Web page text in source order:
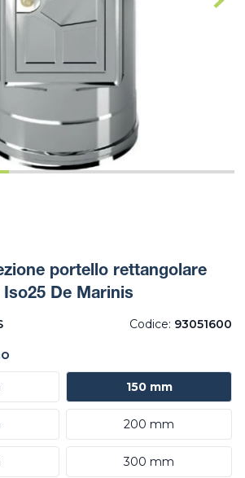
portello rettangolare
De Marinis
Codice: 93051600
150 mm
200 mm
300 mm